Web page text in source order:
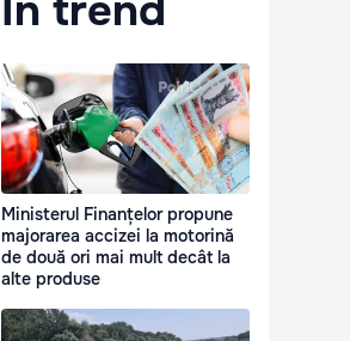
Ministerul Finanțelor propune
majorarea accizei la motorină
de două ori mai mult decât la
alte produse